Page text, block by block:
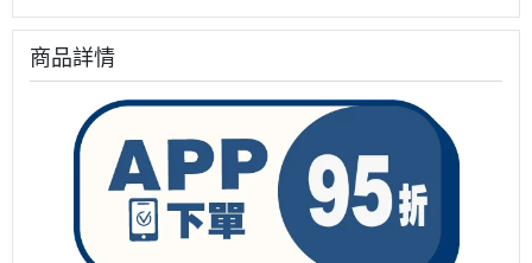
商品詳情